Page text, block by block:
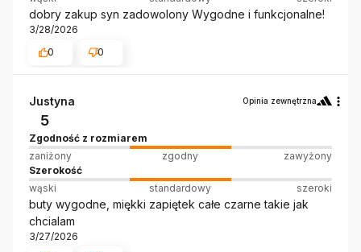
dobry zakup syn zadowolony Wygodne i funkcjonalne!
3/28/2026
0
0
Justyna Opinia zewnętrzna
5
Zgodność z rozmiarem
zaniżony
zgodny
zawyżony
Szerokość
wąski
standardowy szeroki
buty wygodne, miękki zapiętek całe czarne takie jak
chcialam
3/27/2026